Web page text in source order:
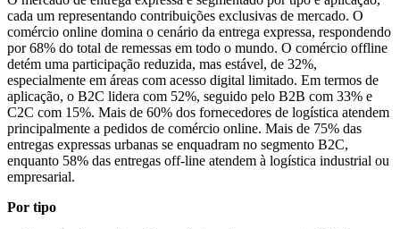
cada um representando contribuições exclusivas de mercado. O
comércio online domina o cenário da entrega expressa, respondendo
por 68% do total de remessas em todo o mundo. O comércio offline
detém uma participação reduzida, mas estável, de 32%,
especialmente em áreas com acesso digital limitado. Em termos de
aplicação, o B2C lidera com 52%, seguido pelo B2B com 33% e
C2C com 15%. Mais de 60% dos fornecedores de logística atendem
principalmente a pedidos de comércio online. Mais de 75% das
entregas expressas urbanas se enquadram no segmento B2C,
enquanto 58% das entregas off-line atendem à logística industrial ou
empresarial.
Por tipo